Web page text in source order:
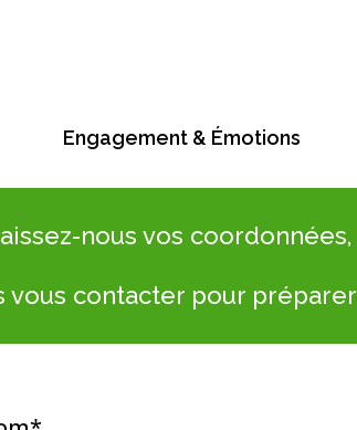
Engagement & Émotions
nous vos coordonnées,
vous contacter pour préparer